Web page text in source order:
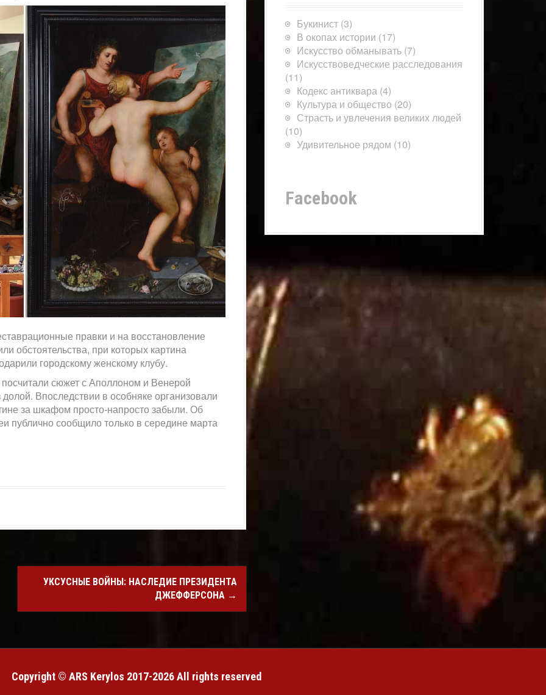
правки и на восстановление
обстоятельства, при которых картина
городскому женскому клубу.
сюжет с Аполлоном и Венерой
Впоследствии в особняке организовали
за шкафом просто-напросто забыли. Об
публично сообщило только в середине марта
УКСУСНЫЕ ВОЙНЫ: НАСЛЕДИЕ ПРЕЗИДЕНТА
ДЖЕФФЕРСОНА →
Букинист (3)
В окопах истории (17)
Искусство обманывать (7)
Искусствоведческие расследования
(11)
Кодекс антиквара (4)
Культура и общество (20)
Страсть и увлечения великих людей
(10)
Удивительное рядом (10)
Facebook
Copyright © ARS Kerylos 2017-2026 All rights reserved